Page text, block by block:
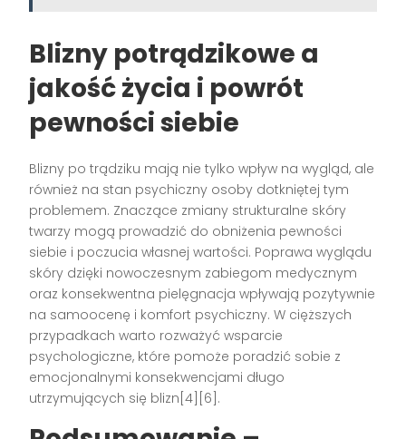
Blizny potrądzikowe a
jakość życia i powrót
pewności siebie
Blizny po trądziku mają nie tylko wpływ na wygląd, ale
również na stan psychiczny osoby dotkniętej tym
problemem. Znaczące zmiany strukturalne skóry
twarzy mogą prowadzić do obniżenia pewności
siebie i poczucia własnej wartości. Poprawa wyglądu
skóry dzięki nowoczesnym zabiegom medycznym
oraz konsekwentna pielęgnacja wpływają pozytywnie
na samoocenę i komfort psychiczny. W cięższych
przypadkach warto rozważyć wsparcie
psychologiczne, które pomoże poradzić sobie z
emocjonalnymi konsekwencjami długo
utrzymujących się blizn[4][6].